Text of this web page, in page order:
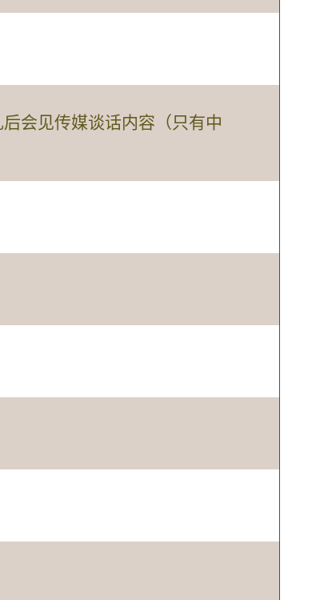
会见传媒谈话内容（只有中